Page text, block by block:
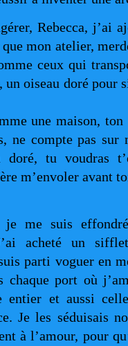
Rebecca, j’ai
mon atelier,
ceux qui
un oiseau doré
une maison, ton
ne compte pas
tu voudras
m’envoler avant
je me suis
acheté un
parti voguer en
chaque port où
entier et aussi
Je les séduisais
à l’amour, pour